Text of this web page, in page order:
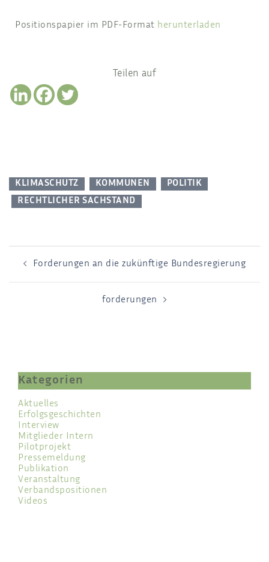
Positionspapier im PDF-Format herunterladen
Teilen auf
KLIMASCHUTZ KOMMUNEN POLITIK
RECHTLICHER SACHSTAND
Forderungen an die zukünftige Bundesregierung
forderungen
Kategorien
Aktuelles
Erfolgsgeschichten
Interview
Mitglieder Intern
Pilotprojekt
Pressemeldung
Publikation
Veranstaltung
Verbandspositionen
Videos